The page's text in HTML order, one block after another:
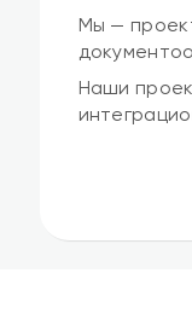
Мы —
Наши